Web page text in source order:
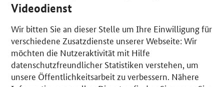
Videodienst
Wir bitten Sie an dieser Stelle um Ihre Einwilligung für
verschiedene Zusatzdienste unserer Webseite: Wir
möchten die Nutzeraktivität mit Hilfe
datenschutzfreundlicher Statistiken verstehen, um
unsere Öffentlichkeitsarbeit zu verbessern. Nähere